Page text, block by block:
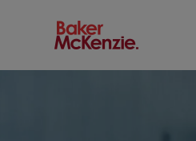
Baker McKenzie